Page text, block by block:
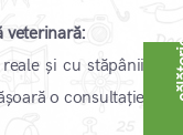
veterinară:
și cu stăpânii
o consultație